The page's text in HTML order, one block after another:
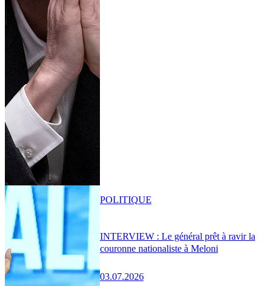
INTERVIEW : Le général prêt à ravir la
couronne nationaliste à Meloni
03.07.2026
POLITIQUE